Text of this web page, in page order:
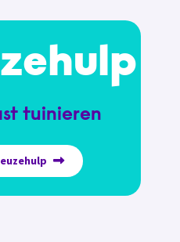
tuinieren